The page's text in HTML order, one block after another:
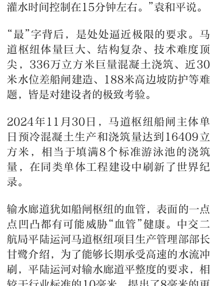
灌水时间控制在15分钟左右。”袁和平说。
“最”字背后，是处处逼近极限的要求。马
道枢纽体量巨大、结构复杂、技术难度顶
尖，336万立方米巨量混凝土浇筑、近30
米水位差船闸建造、188米高边坡防护等难
题，皆是对建设者的极致考验。
2024年11月30日，马道枢纽船闸主体单
日预冷混凝土生产和浇筑量达到16409立
方米，相当于填满8个标准游泳池的浇筑
量，在同类单体工程建设中刷新了世界纪
录。
输水廊道犹如船闸枢纽的血管，表面的一点
点凹凸都有可能威胁“血管”健康。中交二
航局平陆运河马道枢纽项目生产管理部部长
甘鹭介绍，为了能够长期承受高速的水流冲
刷，平陆运河对输水廊道平整度的要求，相